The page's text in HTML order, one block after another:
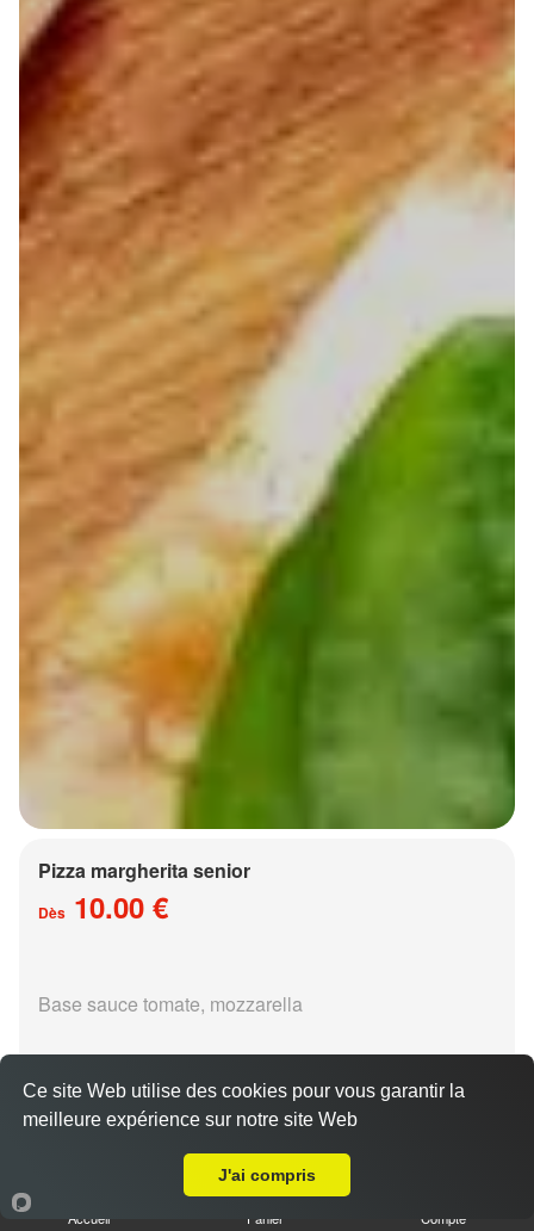
Pizza margherita senior
Dès 10.00 €
Base sauce tomate, mozzarella
15.00 €
Accueil Panier Compte
Ce site Web utilise des cookies pour vous garantir la
meilleure expérience sur notre site Web
J'ai compris